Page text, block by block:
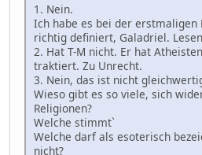
1. Nein.
Ich habe es bei der erstmaligen
richtig definiert, Galadriel.
2. Hat T-M nicht. Er hat
traktiert. Zu Unrecht.
3. Nein, das ist nicht
Wieso gibt es so viele, sich
Religionen?
Welche stimmt`
Welche darf als esoterisch
nicht?